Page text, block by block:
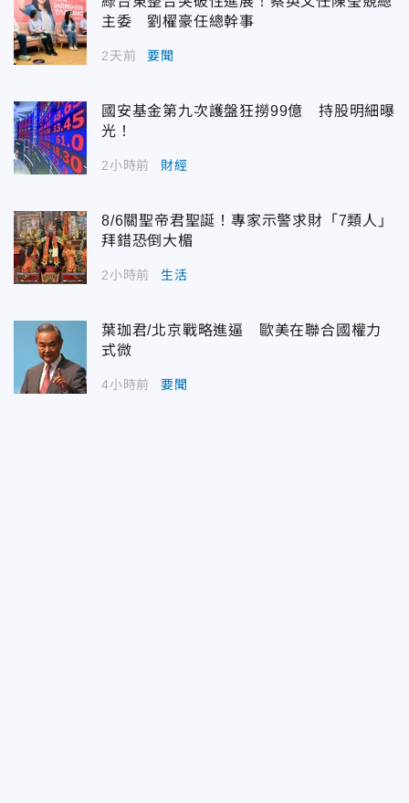
主委 劉櫂豪任總幹事
2天前 要聞
國安基金第九次護盤狂撈99億 持股明細曝
光！
2小時前 財經
8/6關聖帝君聖誕！專家示警求財「7類人」
拜錯恐倒大楣
2小時前 生活
葉珈君/北京戰略進逼 歐美在聯合國權力
式微
4小時前 要聞